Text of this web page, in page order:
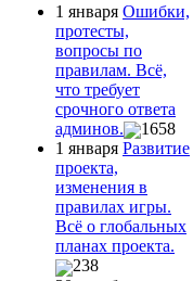
1 января Ошибки,
протесты,
вопросы по
правилам. Всё,
что требует
срочного ответа
админов.
1658
1 января Развитие
проекта,
изменения в
правилах игры.
Всё о глобальных
планах проекта.
238